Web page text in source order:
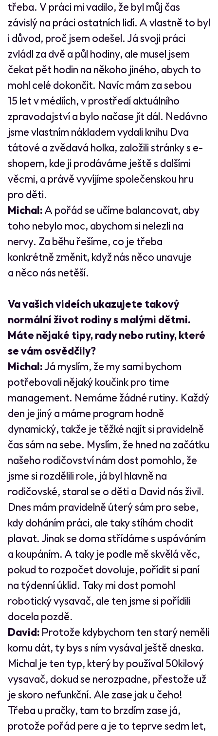
třeba. V práci mi vadilo, že byl můj čas
závislý na práci ostatních lidí. A vlastně to byl
i důvod, proč jsem odešel. Já svoji práci
zvládl za dvě a půl hodiny, ale musel jsem
čekat pět hodin na někoho jiného, abych to
mohl celé dokončit. Navíc mám za sebou
15 let v médiích, v prostředí aktuálního
zpravodajství a bylo načase jít dál. Nedávno
jsme vlastním nákladem vydali knihu Dva
tátové a zvědavá holka, založili stránky s e-
shopem, kde ji prodáváme ještě s dalšími
věcmi, a právě vyvíjíme společenskou hru
pro děti.
Michal:A pořád se učíme balancovat, aby
toho nebylo moc, abychom si nelezli na
nervy. Za běhu řešíme, co je třeba
konkrétně změnit, když nás něco unavuje
a něco nás netěší.
Va vašich videích ukazujete takový
normální život rodiny s malými dětmi.
Máte nějaké tipy, rady nebo rutiny, které
se vám osvědčily?
Michal:Já myslím, že my sami bychom
potřebovali nějaký koučink pro time
management. Nemáme žádné rutiny. Každý
den je jiný a máme program hodně
dynamický, takže je těžké najít si pravidelně
čas sám na sebe. Myslím, že hned na začátku
našeho rodičovství nám dost pomohlo, že
jsme si rozdělili role, já byl hlavně na
rodičovské, staral se o děti a David nás živil.
Dnes mám pravidelně úterý sám pro sebe,
kdy doháním práci, ale taky stíhám chodit
plavat. Jinak se doma střídáme s uspáváním
a koupáním. A taky je podle mě skvělá věc,
pokud to rozpočet dovoluje, pořídit si paní
na týdenní úklid. Taky mi dost pomohl
robotický vysavač, ale ten jsme si pořídili
docela pozdě.
David: Protože kdybychom ten starý neměli
komu dát, ty bys s ním vysával ještě dneska.
Michal je ten typ, který by používal 50kilový
vysavač, dokud se nerozpadne, přestože už
je skoro nefunkční. Ale zase jak u čeho!
Třeba u pračky, tam to brzdím zase já,
protože pořád pere a je to teprve sedm let,